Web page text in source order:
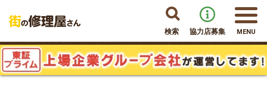
検索 協力店募集 MENU